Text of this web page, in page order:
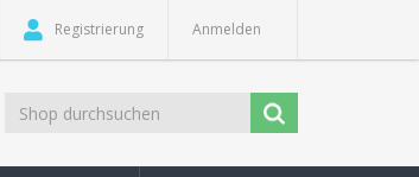
Registrierung Anmelden